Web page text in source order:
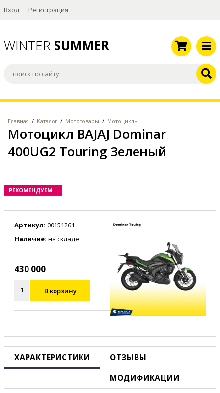
Вход Регистрация
WINTER SUMMER
Главная / Каталог / Мототовары / Мотоциклы
Мотоцикл BAJAJ Dominar
400UG2 Touring Зеленый
РЕКОМЕНДУЕМ
Артикул: 00151261
Наличие: на складе
430 000
В корзину
ХАРАКТЕРИСТИКИ
ОТЗЫВЫ
МОДИФИКАЦИИ